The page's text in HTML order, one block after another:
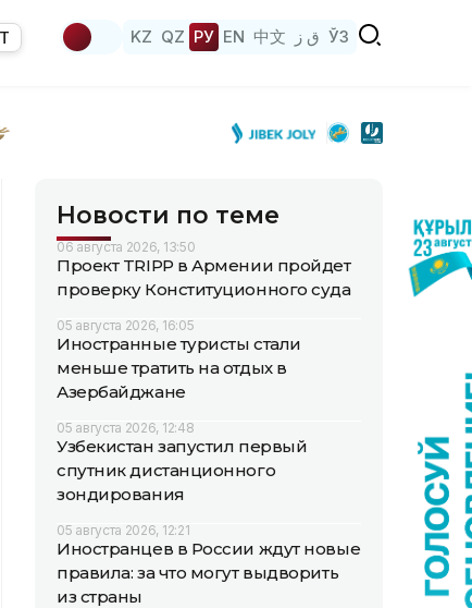
KZ QZ РУ EN 中文 ق ز ЎЗ
Новости по теме
06 августа 2026, 13:50
Проект TRIPP в Армении пройдет
проверку Конституционного суда
05 августа 2026, 16:05
Иностранные туристы стали
меньше тратить на отдых в
Азербайджане
05 августа 2026, 12:48
Узбекистан запустил первый
спутник дистанционного
зондирования
05 августа 2026, 12:21
Иностранцев в России ждут новые
правила: за что могут выдворить
из страны